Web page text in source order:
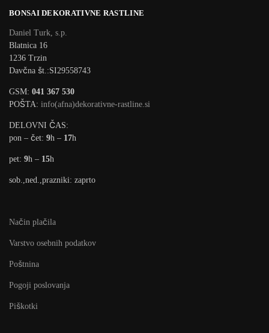
BONSAI DEKORATIVNE RASTLINE
Daniel Turk, s.p.
Blatnica 16
1236 Trzin
Davčna št.:SI29558743
GSM: 041 367 530
POŠTA: info(afna)dekorativne-rastline.si
DELOVNI ČAS:
pon – čet: 9h – 17h
pet: 9h – 15h
sob.,ned.,prazniki: zaprto
Način plačila
Varstvo osebnih podatkov
Poštnina
Pogoji poslovanja
Piškotki